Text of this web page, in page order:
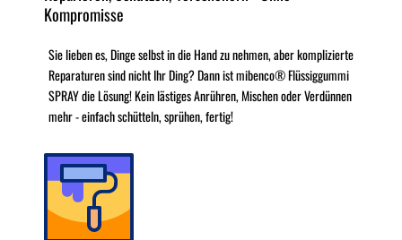
Kompromisse
Sie lieben es, Dinge selbst in die Hand zu nehmen, aber komplizierte
Reparaturen sind nicht Ihr Ding? Dann ist mibenco® Flüssiggummi
SPRAY die Lösung! Kein lästiges Anrühren, Mischen oder Verdünnen
mehr - einfach schütteln, sprühen, fertig!